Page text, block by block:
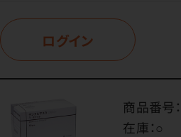
ログイン
商品番号：
在庫：○